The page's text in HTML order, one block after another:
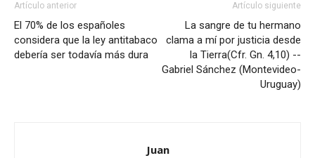
Artículo anterior
El 70% de los españoles
considera que la ley antitabaco
debería ser todavía más dura
Artículo siguiente
La sangre de tu hermano
clama a mí por justicia desde
la Tierra(Cfr. Gn. 4,10) --
Gabriel Sánchez (Montevideo-
Uruguay)
Juan